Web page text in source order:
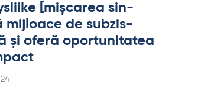
[mișca­rea sin­
mij­loace de subzis­
și oferă opor­tu­ni­ta­tea